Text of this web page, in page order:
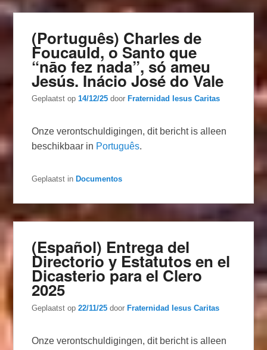
(Português) Charles de
Foucauld, o Santo que
“nāo fez nada”, só ameu
Jesús. Inácio José do Vale
Geplaatst op14/12/25 door Fraternidad Iesus Caritas
Onze verontschuldigingen, dit bericht is alleen
beschikbaar in Português.
Geplaatst in Documentos
(Español) Entrega del
Directorio y Estatutos en el
Dicasterio para el Clero
2025
Geplaatst op22/11/25 door Fraternidad Iesus Caritas
Onze verontschuldigingen, dit bericht is alleen